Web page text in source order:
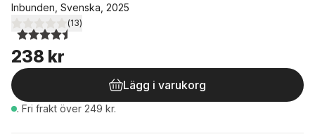
Inbunden, Svenska, 2025
4,5utav 5 stjärnor. Totalt antal röster:
(13)
238 kr
Lägg i varukorg
. Fri frakt över 249 kr.